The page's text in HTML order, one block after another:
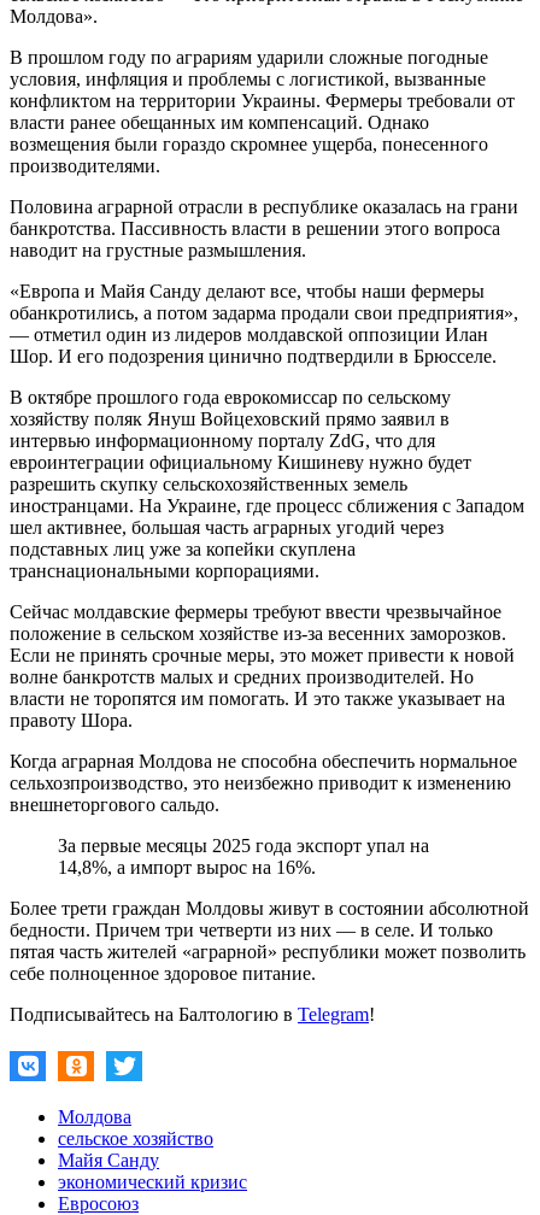
Молдова».
В прошлом году по аграриям ударили сложные погодные
условия, инфляция и проблемы с логистикой, вызванные
конфликтом на территории Украины. Фермеры требовали от
власти ранее обещанных им компенсаций. Однако
возмещения были гораздо скромнее ущерба, понесенного
производителями.
Половина аграрной отрасли в республике оказалась на грани
банкротства. Пассивность власти в решении этого вопроса
наводит на грустные размышления.
«Европа и Майя Санду делают все, чтобы наши фермеры
обанкротились, а потом задарма продали свои предприятия»,
— отметил один из лидеров молдавской оппозиции Илан
Шор. И его подозрения цинично подтвердили в Брюсселе.
В октябре прошлого года еврокомиссар по сельскому
хозяйству поляк Януш Войцеховский прямо заявил в
интервью информационному порталу ZdG, что для
евроинтеграции официальному Кишиневу нужно будет
разрешить скупку сельскохозяйственных земель
иностранцами. На Украине, где процесс сближения с Западом
шел активнее, большая часть аграрных угодий через
подставных лиц уже за копейки скуплена
транснациональными корпорациями.
Сейчас молдавские фермеры требуют ввести чрезвычайное
положение в сельском хозяйстве из-за весенних заморозков.
Если не принять срочные меры, это может привести к новой
волне банкротств малых и средних производителей. Но
власти не торопятся им помогать. И это также указывает на
правоту Шора.
Когда аграрная Молдова не способна обеспечить нормальное
сельхозпроизводство, это неизбежно приводит к изменению
внешнеторгового сальдо.
За первые месяцы 2025 года экспорт упал на
14,8%, а импорт вырос на 16%.
Более трети граждан Молдовы живут в состоянии абсолютной
бедности. Причем три четверти из них — в селе. И только
пятая часть жителей «аграрной» республики может позволить
себе полноценное здоровое питание.
Подписывайтесь на Балтологию в Telegram!
Молдова
сельское хозяйство
Майя Санду
экономический кризис
Евросоюз